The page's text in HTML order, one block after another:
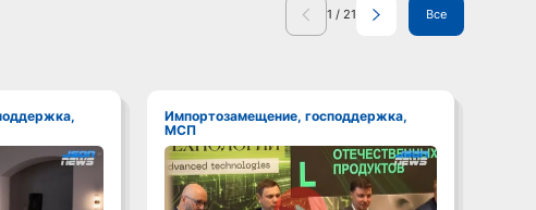
1 / 21 Все
Импортозамещение, господдержка,
МСП